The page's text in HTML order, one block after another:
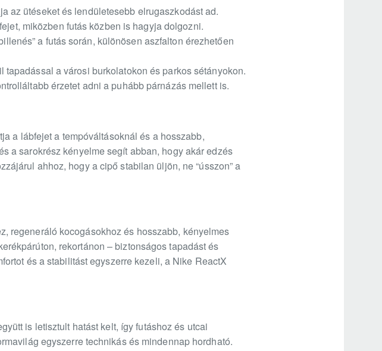
az ütéseket és lendületesebb elrugaszkodást ad.
miközben futás közben is hagyja dolgozni.
a futás során, különösen aszfalton érezhetően
a városi burkolatokon és parkos sétányokon.
érzetet adni a puhább párnázás mellett is.
a lábfejet a tempóváltásoknál és a hosszabb,
a sarokrész kényelme segít abban, hogy akár edzés
ahhoz, hogy a cipő stabilan üljön, ne “ússzon” a
regeneráló kocogásokhoz és hosszabb, kényelmes
rekortánon – biztonságos tapadást és
és a stabilitást egyszerre kezeli, a Nike ReactX
is letisztult hatást kelt, így futáshoz és utcai
egyszerre technikás és mindennap hordható.